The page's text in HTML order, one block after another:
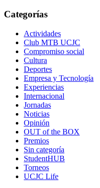
Categorías
Actividades
Club MTB UCJC
Compromiso social
Cultura
Deportes
Empresa y Tecnología
Experiencias
Internacional
Jornadas
Noticias
Opinión
OUT of the BOX
Premios
Sin categoría
StudentHUB
Torneos
UCJC Life